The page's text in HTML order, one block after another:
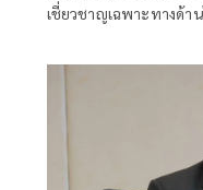
เชี่ยวชาญเฉพาะทางด้